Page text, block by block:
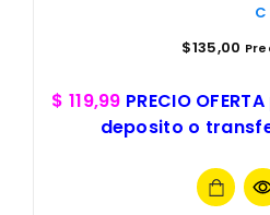
C
$135,00
$ 119,99 PRECIO
deposito o